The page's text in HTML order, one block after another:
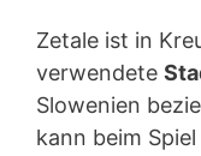
Zetale ist in
verwendete
Slowenien
kann beim